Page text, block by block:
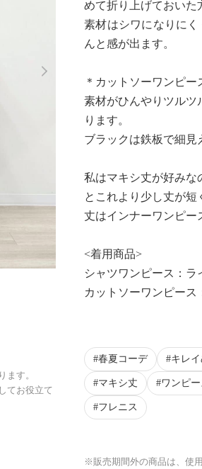
ます。
てお役立て
めて折り上げておいた
素材はシワになりに
んと感が出ます。
＊カットソーワンピー
素材がひんやりツルツ
ります。
ブラックは鉄板で細見
私はマキシ丈が好みな
とこれより少し丈が短
丈はインナーワンピー
<着用商品>
シャツワンピース：
カットソーワンピー
春夏コーデ キレイ
マキシ丈 ワンピー
フレニス
※販売期間外の商品は、使